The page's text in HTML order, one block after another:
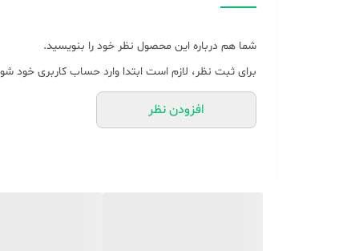
شما هم درباره این محصول نظر خود را بنویسید.
برای ثبت نظر، لازم است ابتدا وارد حساب کاربری خود
افزودن نظر